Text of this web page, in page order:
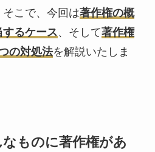
こで、今回は著作権の概
るケース、そして著作権
の対処法を解説いたしま
ものに著作権があ